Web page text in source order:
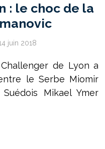
: le choc de la
juin 2018
de Lyon a
le Serbe Miomir
Mikael Ymer